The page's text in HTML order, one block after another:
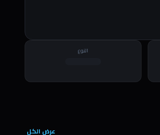
النوع
عرض الكل